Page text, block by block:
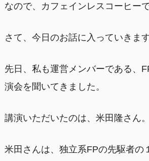
なので、カフェインレスコーヒーで
さて、今日のお話に入っていきます
先日、私も運営メンバーである、
演会を聞いてきました。
講演いただいたのは、米田隆さん。
米田さんは、独立系FPの先駆者の